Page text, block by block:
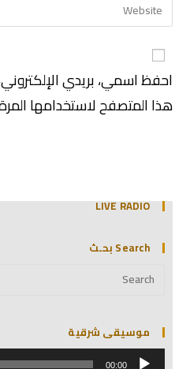
احفظ اسمي، بريدي
هذا المتصفح لاستخدامها
LIVE RADIO
Search بحـث
موسيقى شرقية
مشغل
00:00